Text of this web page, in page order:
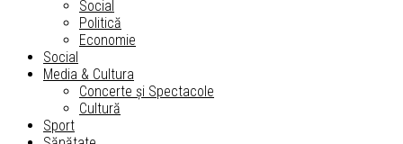
Social
Politică
Economie
Social
Media & Cultura
Concerte și Spectacole
Cultură
Sport